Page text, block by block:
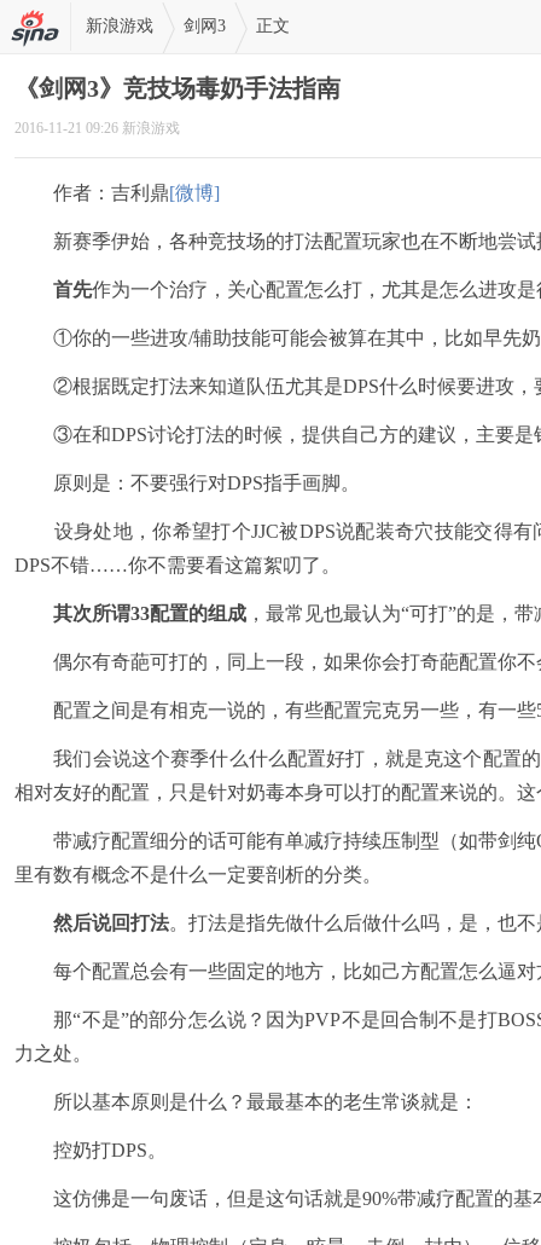
新浪游戏 剑网3 正文
《剑网3》竞技场毒奶手法指南
2016-11-21 09:26 新浪游戏
作者：吉利鼎[微博]
新赛季伊始，各种竞技场的打法配置玩家也在不断地尝试
首先作为一个治疗，关心配置怎么打，尤其是怎么进攻
①你的一些进攻/辅助技能可能会被算在其中，比如早先奶
②根据既定打法来知道队伍尤其是DPS什么时候要进攻，
③在和DPS讨论打法的时候，提供自己方的建议，主要是
原则是：不要强行对DPS指手画脚。
设身处地，你希望打个JJC被DPS说配装奇穴技能交得有
DPS不错……你不需要看这篇絮叨了。
其次所谓33配置的组成 ，最常见也最认为“可打”的是，
偶尔有奇葩可打的，同上一段，如果你会打奇葩配置你不
配置之间是有相克一说的，有些配置完克另一些，有一些
我们会说这个赛季什么什么配置好打，就是克这个配置的
相对友好的配置，只是针对奶毒本身可以打的配置来说的。
带减疗配置细分的话可能有单减疗持续压制型（如带剑纯
里有数有概念不是什么一定要剖析的分类。
然后说回打法。打法是指先做什么后做什么吗，是，也不
每个配置总会有一些固定的地方，比如己方配置怎么逼对
那“不是”的部分怎么说？因为PVP不是回合制不是打
力之处。
所以基本原则是什么？最最基本的老生常谈就是：
控奶打DPS。
这仿佛是一句废话，但是这句话就是90%带减疗配置的基